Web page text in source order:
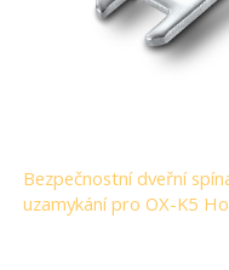
Bezpečnostní dveřní
uzamykání pro OX-K5